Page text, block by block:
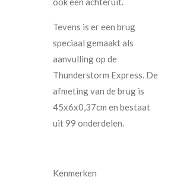
Tevens is er een brug
speciaal gemaakt als
aanvulling op de
Thunderstorm Express. De
afmeting van de brug is
45x6x0,37cm en bestaat
uit 99 onderdelen.
Kenmerken